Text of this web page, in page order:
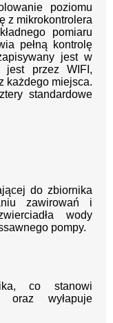
lowanie poziomu
z mikrokontro lera
pomiaru
pełną kontro lę
jest w
jest przez WIFI,
każdego miejsca.
standardowe
do zbiornika
zawirowań i
wody
pompy.
co stanowi
oraz wyłapuje